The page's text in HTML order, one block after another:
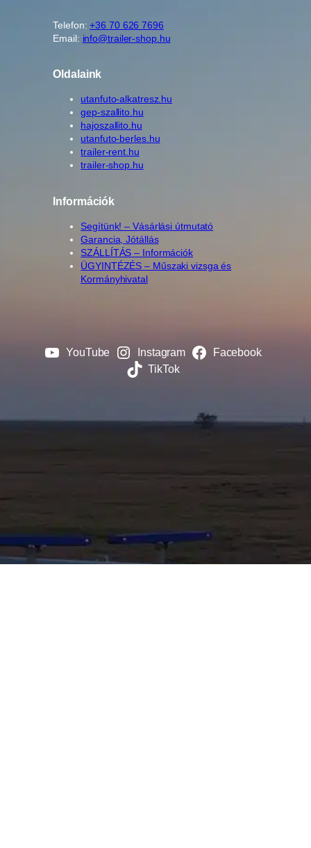
Telefon:+36 70 626 7696
Email: info@trailer-shop.hu
Oldalaink
utanfuto-alkatresz.hu
gep-szallito.hu
hajoszallito.hu
utanfuto-berles.hu
trailer-rent.hu
trailer-shop.hu
Információk
Segítünk! – Vásárlási útmutató
Garancia, Jótállás
SZÁLLÍTÁS – Információk
ÜGYINTÉZÉS – Műszaki vizsga és
Kormányhivatal
YouTube Instagram
Facebook
TikTok